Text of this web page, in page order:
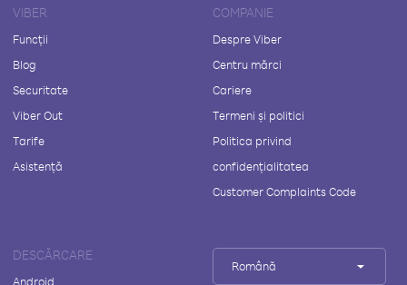
VIBER
Funcții
Blog
Securitate
Viber Out
Tarife
Asistență
COMPANIE
Despre Viber
Centru mărci
Cariere
Termeni și politici
Politica privind
confidențialitatea
Customer Complaints Code
DESCĂRCARE
Android
Română